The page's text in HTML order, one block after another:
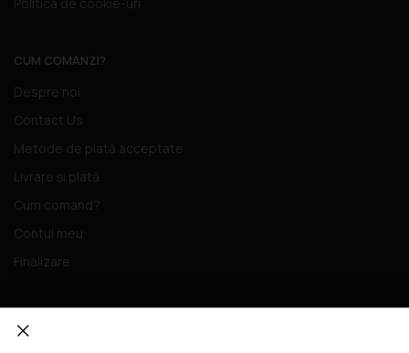
CUM COMANZI?
Despre noi
Contact Us
Metode de plată acceptate
Livrare și plată
Cum comand?
Contul meu
Finalizare